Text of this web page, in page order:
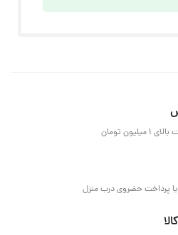
تومان
یا پرداخت حضروی درب منزل